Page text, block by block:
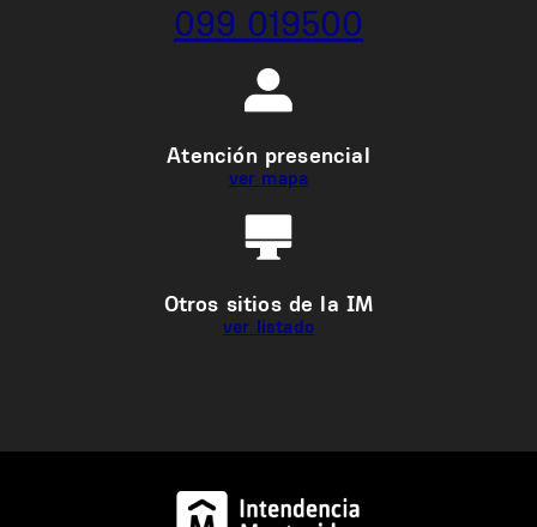
099 019500
Atención presencial
ver mapa
Otros sitios de la IM
ver listado